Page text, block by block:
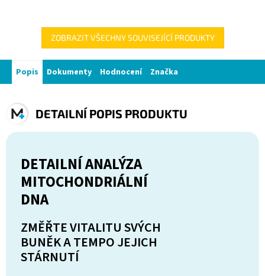
ZOBRAZIT VŠECHNY SOUVISEJÍCÍ PRODUKTY
Popis Dokumenty Hodnocení Značka
DETAILNÍ POPIS PRODUKTU
DETAILNÍ ANALÝZA
MITOCHONDRIÁLNÍ
DNA
ZMĚŘTE VITALITU SVÝCH
BUNĚK A TEMPO JEJICH
STÁRNUTÍ